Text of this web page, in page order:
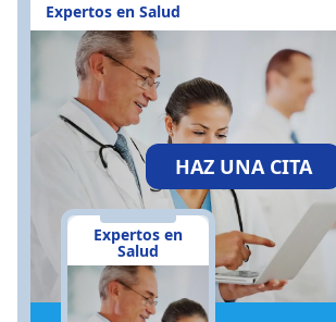
Expertos en Salud
HAZ UNA CITA
Expertos en
Salud